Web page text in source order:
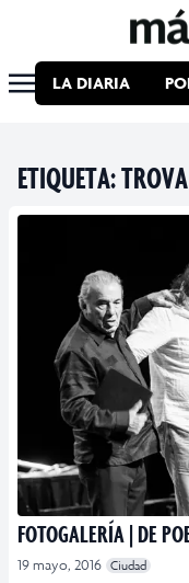
LA DIARIA
ETIQUETA:TROVA
FOTOGALERÍA | DE
19 mayo, 2016 Ciudad